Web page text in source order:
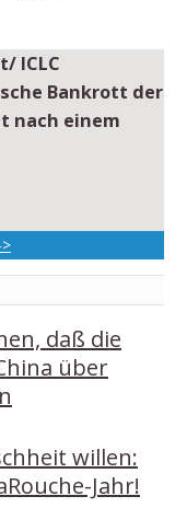
ICLC
Bankrott der
nach einem
daß die
über
willen:
Jahr!